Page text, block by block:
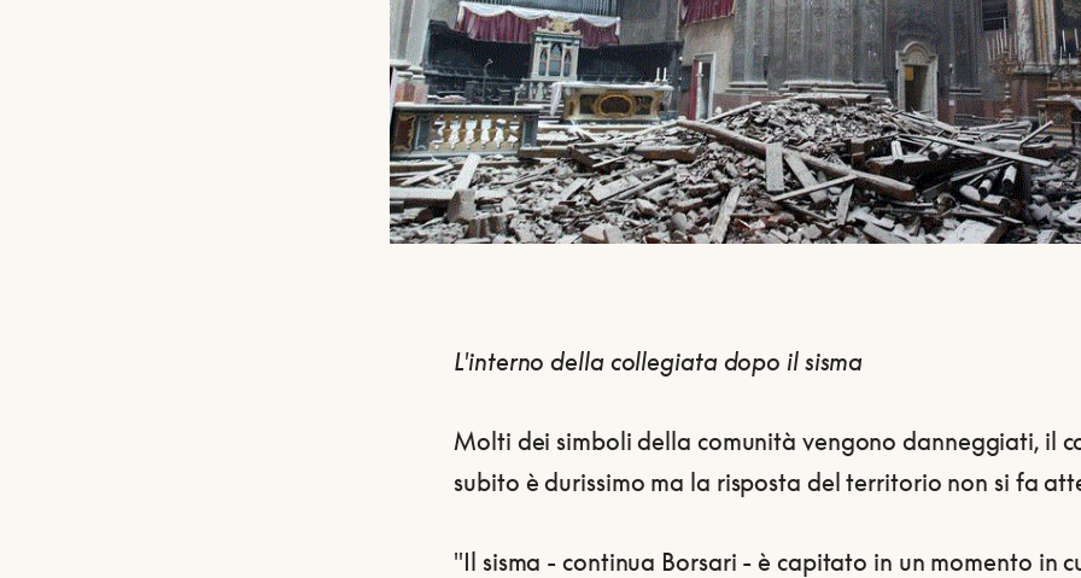
L'interno della collegiata dopo il sisma
Molti dei simboli della comunità vengono danneggiati, il
subito è durissimo ma la risposta del territorio non si fa
"Il sisma - continua Borsari - è capitato in un momento in